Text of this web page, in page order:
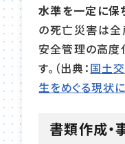
水準を一定に保
の死亡災害は全
安全管理の高度
す。（出典：国土
生をめぐる現状に
書類作成・